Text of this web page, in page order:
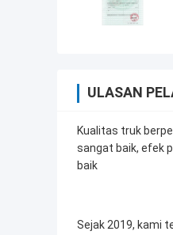
ULASAN
Kualitas truk
sangat baik, efek
baik
Sejak 2019, kami